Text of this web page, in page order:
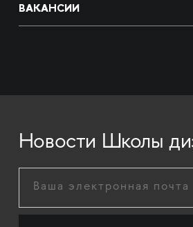
ВАКАНСИИ
Новости Школы